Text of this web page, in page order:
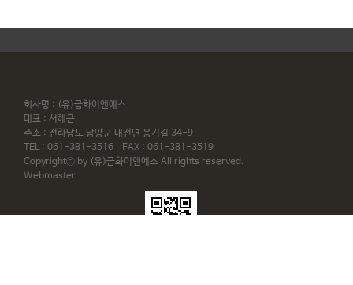
회사명 : (유)금화이엔에스
대표 : 서해근
주소 : 전라남도 담양군 대전면 응기길 34-9
TEL : 061-381-3516 FAX : 061-381-3519
Copyrightⓒ by (유)금화이엔에스 All rights reserved.
Webmaster